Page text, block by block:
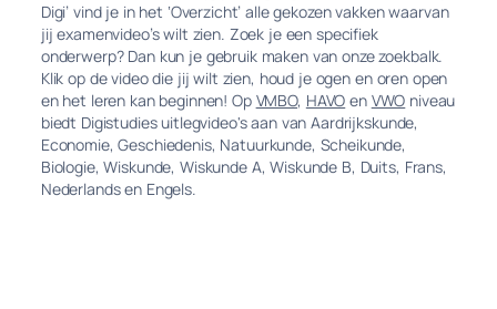
Digi’ vind je in het ‘Overzicht’ alle gekozen vakken waarvan
jij examenvideo’s wilt zien. Zoek je een specifiek
onderwerp? Dan kun je gebruik maken van onze zoekbalk.
Klik op de video die jij wilt zien, houd je ogen en oren open
en het leren kan beginnen! Op VMBO, HAVO en VWO niveau
biedt Digistudies uitlegvideo's aan van Aardrijkskunde,
Economie, Geschiedenis, Natuurkunde, Scheikunde,
Biologie, Wiskunde, Wiskunde A, Wiskunde B, Duits, Frans,
Nederlands en Engels.